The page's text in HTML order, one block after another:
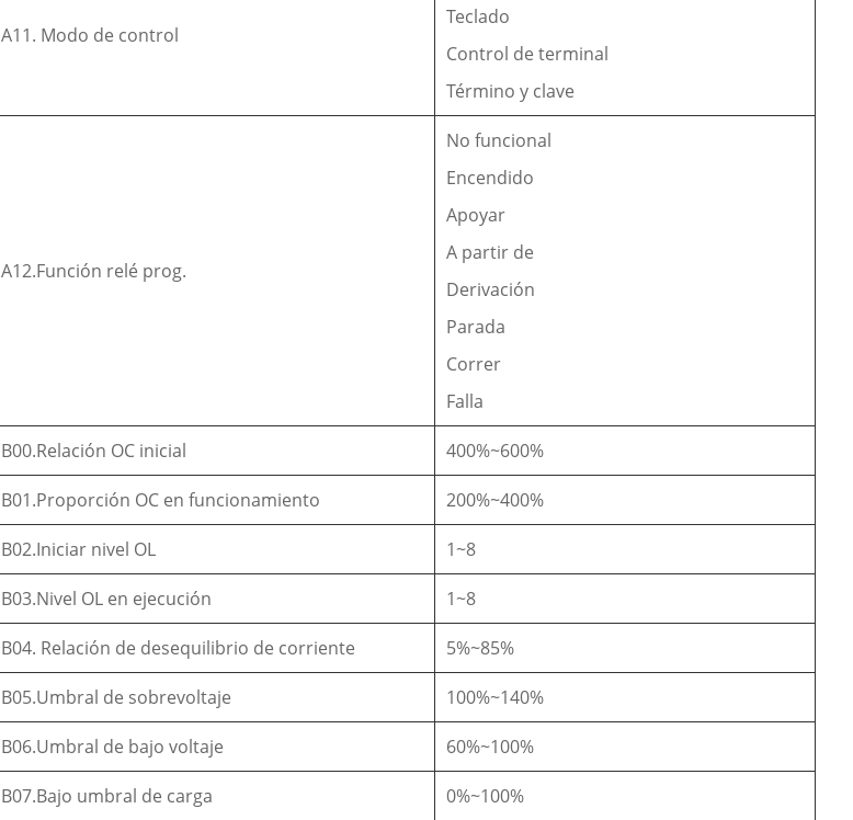
A11. Modo de control
Teclado
Control de terminal
Término y clave
A12.Función relé prog.
No funcional
Encendido
Apoyar
A partir de
Derivación
Parada
Correr
Falla
B00.Relación OC inicial 400%~600%
B01.Proporción OC en funcionamiento 200%~400%
B02.Iniciar nivel OL 1~8
B03.Nivel OL en ejecución 1~8
B04. Relación de desequilibrio de corriente 5%~85%
B05.Umbral de sobrevoltaje 100%~140%
B06.Umbral de bajo voltaje 60%~100%
B07.Bajo umbral de carga 0%~100%